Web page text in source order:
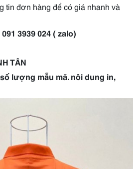
tin đơn hàng để có giá nhanh và
3939 024 ( zalo)
TÂN
lượng mẫu mã. nôi dung in,